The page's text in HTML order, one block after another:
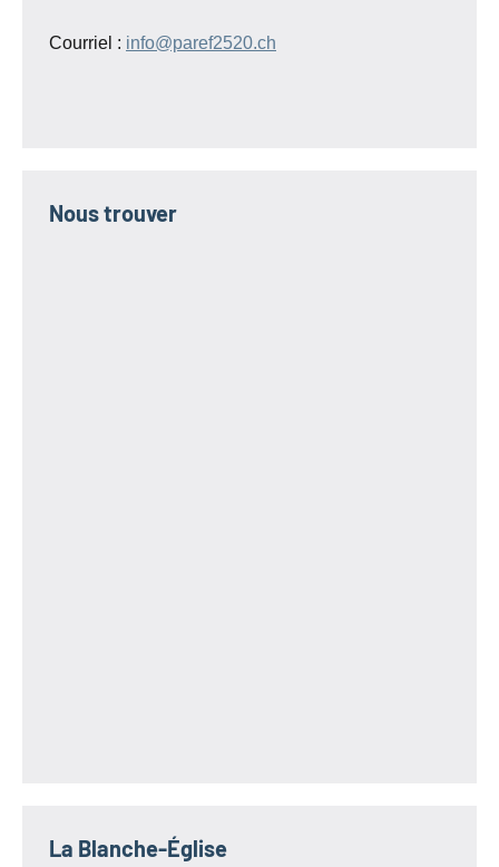
Courriel : info@paref2520.ch
Nous trouver
La Blanche-Église